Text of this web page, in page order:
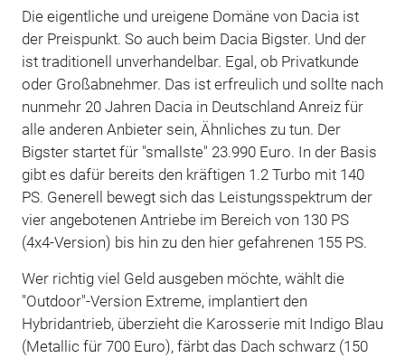
Die eigentliche und ureigene Domäne von Dacia ist
der Preispunkt. So auch beim Dacia Bigster. Und der
ist traditionell unverhandelbar. Egal, ob Privatkunde
oder Großabnehmer. Das ist erfreulich und sollte nach
nunmehr 20 Jahren Dacia in Deutschland Anreiz für
alle anderen Anbieter sein, Ähnliches zu tun. Der
Bigster startet für "smallste" 23.990 Euro. In der Basis
gibt es dafür bereits den kräftigen 1.2 Turbo mit 140
PS. Generell bewegt sich das Leistungsspektrum der
vier angebotenen Antriebe im Bereich von 130 PS
(4x4-Version) bis hin zu den hier gefahrenen 155 PS.
Wer richtig viel Geld ausgeben möchte, wählt die
"Outdoor"-Version Extreme, implantiert den
Hybridantrieb, überzieht die Karosserie mit Indigo Blau
(Metallic für 700 Euro), färbt das Dach schwarz (150